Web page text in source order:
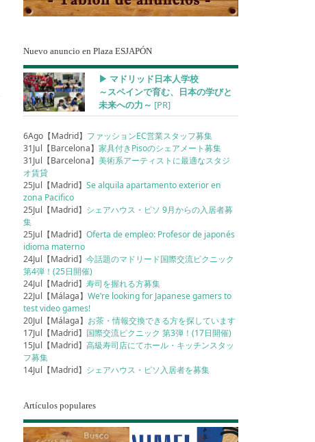
Nuevo anuncio en Plaza ESJAPÓN
▶︎ マドリッド日本人学校
～スペインで育む、日本の学びと
未来への力～ [PR]
6Ago【Madrid】 ファッションEC営業スタッフ募集
31Jul【Barcelona】家具付きPisoのシェアメート募集
31Jul【Barcelona】美術系アーティストに最適なスタジ
オ賃貸
25Jul【Madrid】Se alquila apartamento exterior en
zona Pacifico
25Jul【Madrid】 シェアハウス・ピソ 9月からの入居者募
集
25Jul【Madrid】Oferta de empleo: Profesor de japonés
idioma materno
24Jul【Madrid】今話題のマドリード国際交流ピクニック
第4弾！(25日開催)
24Jul【Madrid】寿司を握れる方募集
22Jul【Málaga】We’re looking for Japanese gamers to
test video games!
20Jul【Málaga】 お茶・情報交換できる方を探しています
17Jul【Madrid】 国際交流ピクニック 第3弾！(17日開催)
15Jul【Madrid】高級寿司店にてホール・キッチンスタッ
フ募集
14Jul【Madrid】 シェアハウス・ピソ入居者を募集
Artículos populares